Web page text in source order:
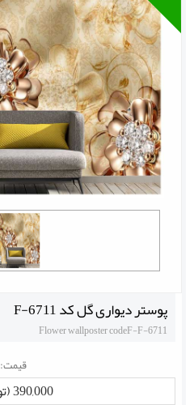
پوستر دیواری گل کد F-6711
Flower wallposter codeF-F-6711
قیمت:
390,000 (تومان)